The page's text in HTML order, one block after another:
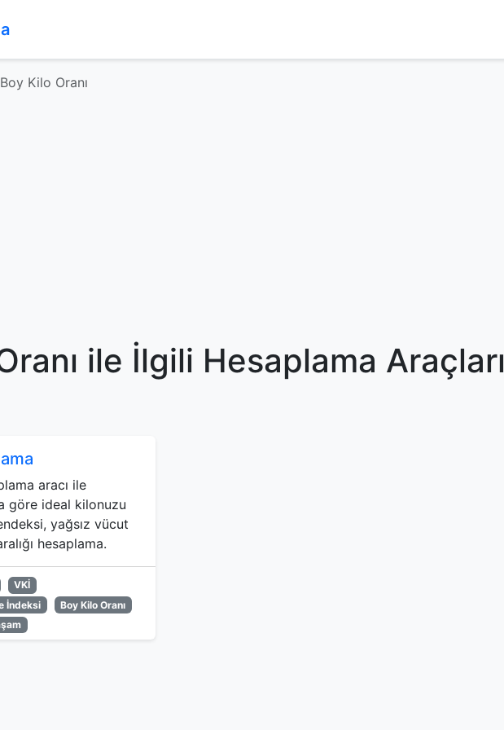
Boy Kilo Oranı
ile İlgili Hesaplama Araçları
aracı ile
göre ideal kilonuzu
yağsız vücut
hesaplama.
VKİ
İndeksi
Boy Kilo Oranı